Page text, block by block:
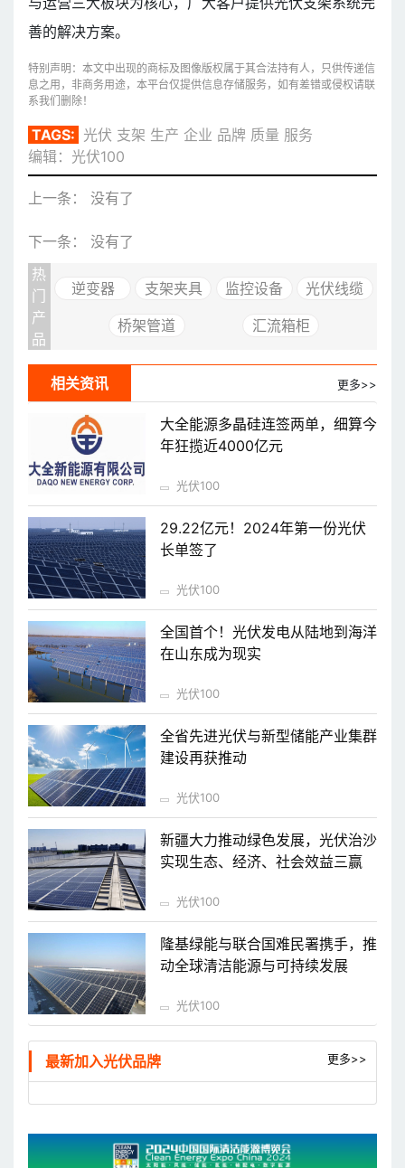
善的解决方案。
特别声明：本文中出现的商标及图像版权属于其合法持有人，只供传递信
息之用，非商务用途，本平台仅提供信息存储服务，如有差错或侵权请联
系我们删除！
TAGS: 光伏 支架 生产 企业 品牌 质量 服务
编辑：光伏100
上一条： 没有了
下一条： 没有了
热
门
产
品
逆变器 支架夹具 监控设备 光伏线缆
桥架管道 汇流箱柜
相关资讯 更多>>
大全能源多晶硅连签两单，细算今
年狂揽近4000亿元
光伏100
29.22亿元！2024年第一份光伏
长单签了
光伏100
全国首个！光伏发电从陆地到海洋
在山东成为现实
光伏100
全省先进光伏与新型储能产业集群
建设再获推动
光伏100
新疆大力推动绿色发展，光伏治沙
实现生态、经济、社会效益三赢
光伏100
隆基绿能与联合国难民署携手，推
动全球清洁能源与可持续发展
光伏100
最新加入光伏品牌 更多>>